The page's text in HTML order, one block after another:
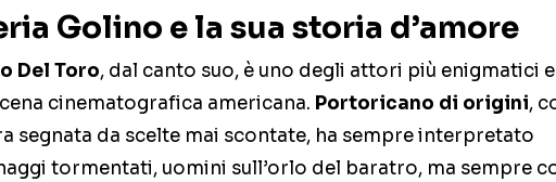
Golino e la sua storia d’amore
Del Toro, dal canto suo, è uno degli attori più enigmatici
cinematografica americana. Portoricano di origini,
segnata da scelte mai scontate, ha sempre interpretato
tormentati, uomini sull’orlo del baratro, ma sempre